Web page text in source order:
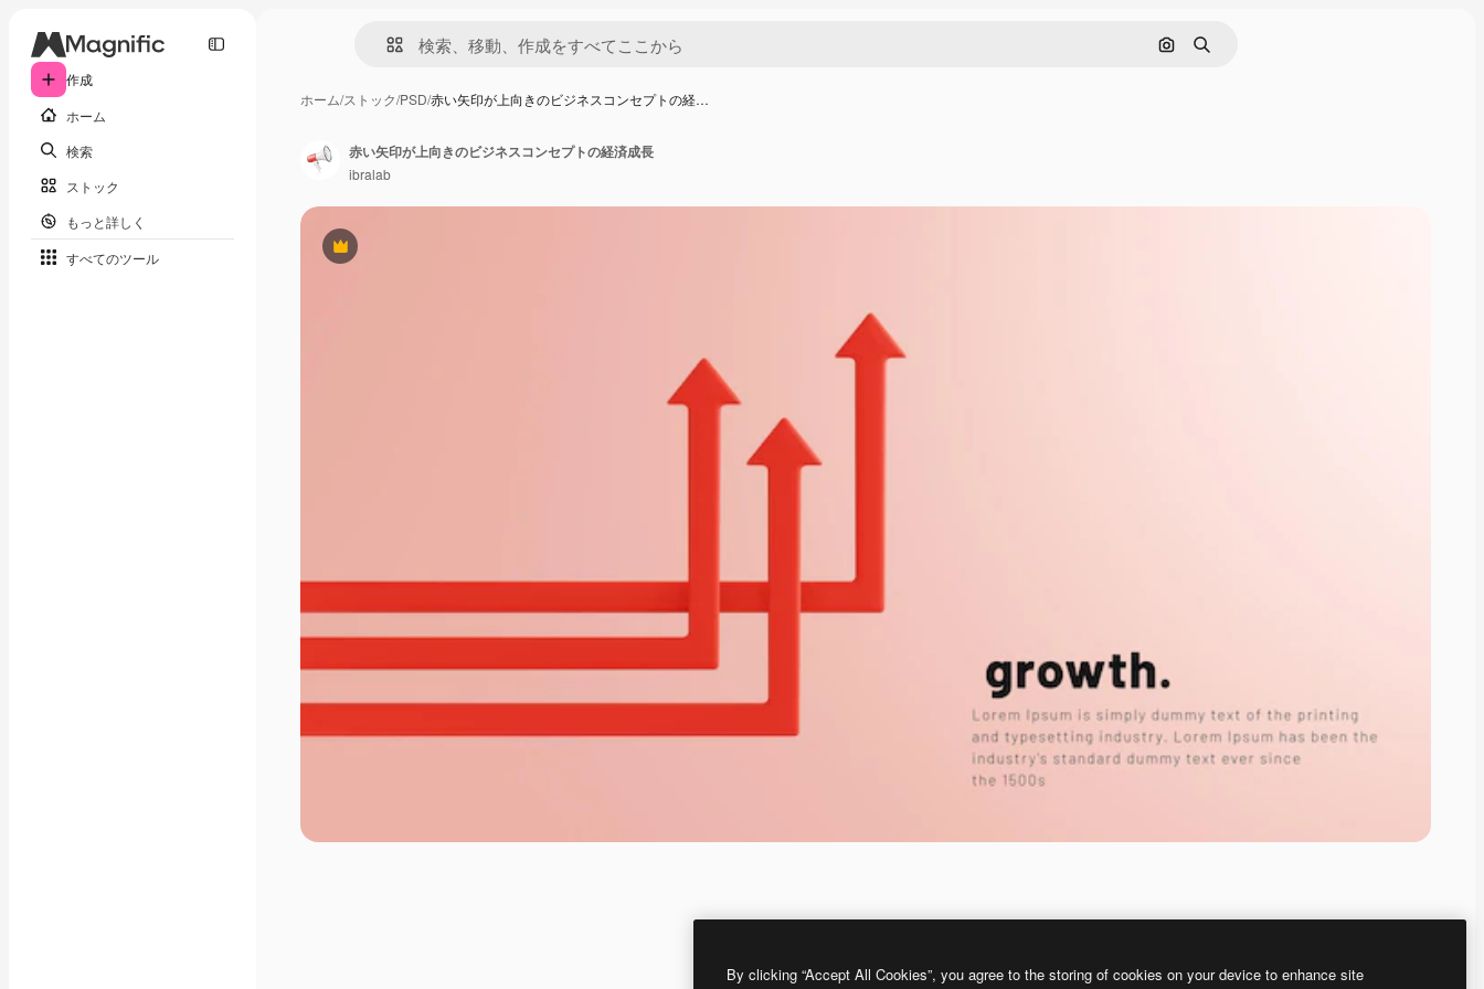
作成
ホーム
検索
ストック
もっと詳しく
すべてのツール
画像で検索
検索
ホーム/ストック/PSD/赤い矢印が上向きのビジネスコンセプトの経…
Premium
赤い矢印が上向きのビジネスコンセプトの経済成長
ibralab
By clicking “Accept All Cookies”, you agree to the storing of cookies on your device to enhance site